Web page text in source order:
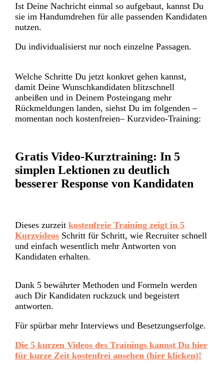
Ist Deine Nachricht einmal so aufgebaut, kannst Du
sie im Handumdrehen für alle passenden Kandidaten
nutzen.
Du individualisierst nur noch einzelne Passagen.
Welche Schritte Du jetzt konkret gehen kannst,
damit Deine Wunschkandidaten blitzschnell
anbeißen und in Deinem Posteingang mehr
Rückmeldungen landen, siehst Du im folgenden –
momentan noch kostenfreien– Kurzvideo-Training:
Gratis Video-Kurztraining: In 5
simplen Lektionen zu deutlich
besserer Response von Kandidaten
Dieses zurzeit kostenfreie Training zeigt in 5
Kurzvideos Schritt für Schritt, wie Recruiter schnell
und einfach wesentlich mehr Antworten von
Kandidaten erhalten.
Dank 5 bewährter Methoden und Formeln werden
auch Dir Kandidaten ruckzuck und begeistert
antworten.
Für spürbar mehr Interviews und Besetzungserfolge.
Die 5 kurzen Videos des Trainings kannst Du hier
für kurze Zeit kostenfrei ansehen (hier klicken)!